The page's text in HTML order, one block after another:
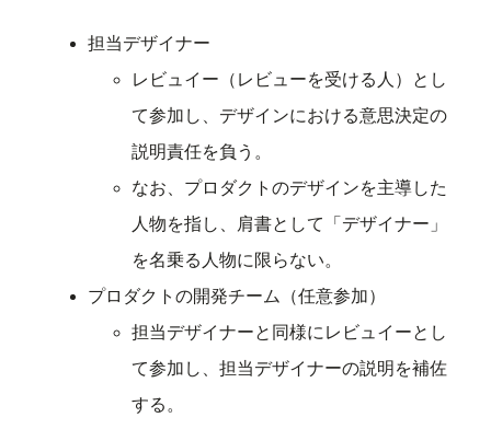
担当デザイナー
レビュイー（レビューを受ける人）とし
て参加し、デザインにおける意思決定の
説明責任を負う。
なお、プロダクトのデザインを主導した
人物を指し、肩書として「デザイナー」
を名乗る人物に限らない。
プロダクトの開発チーム（任意参加）
担当デザイナーと同様にレビュイーとし
て参加し、担当デザイナーの説明を補佐
する。